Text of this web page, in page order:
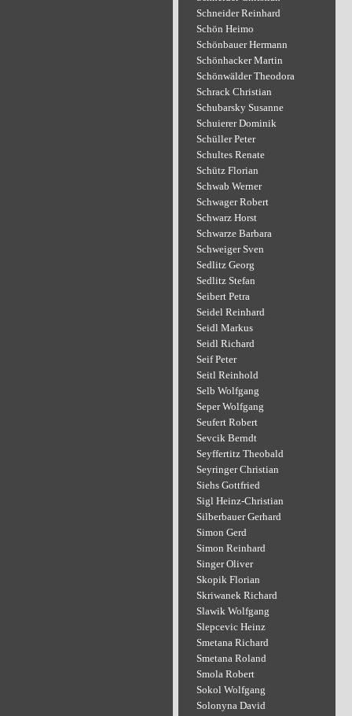
Schneider Reinhard
Schön Heimo
Schönbauer Hermann
Schönhacker Martin
Schönwälder Theodora
Schrack Christian
Schubarsky Susanne
Schuierer Dominik
Schüller Peter
Schultes Renate
Schütz Florian
Schwab Werner
Schwager Robert
Schwarz Horst
Schwarze Barbara
Schweiger Sven
Sedlitz Georg
Sedlitz Stefan
Seibert Petra
Seidel Reinhard
Seidl Markus
Seidl Richard
Seif Peter
Seitl Reinhold
Selb Wolfgang
Seper Wolfgang
Seufert Robert
Sevcik Berndt
Seyffertitz Theobald
Seyringer Christian
Siehs Gottfried
Sigl Heinz-Christian
Silberbauer Gerhard
Simon Gerd
Simon Reinhard
Singer Oliver
Skopik Florian
Skriwanek Richard
Slawik Wolfgang
Slepcevic Heinz
Smetana Richard
Smetana Roland
Smola Robert
Sokol Wolfgang
Solonyna David